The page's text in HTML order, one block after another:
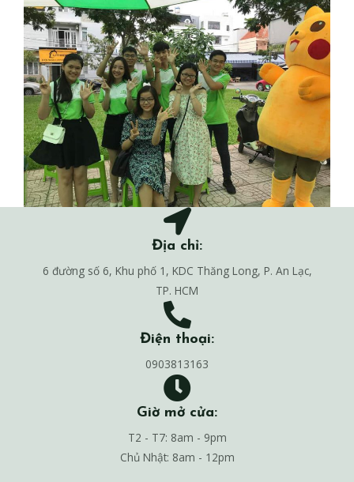
Địa chỉ:
6 đường số 6, Khu phố 1, KDC Thăng Long, P. An Lạc,
TP. HCM
Điện thoại:
0903813163
Giờ mở cửa:
T2 - T7: 8am - 9pm
Chủ Nhật: 8am - 12pm